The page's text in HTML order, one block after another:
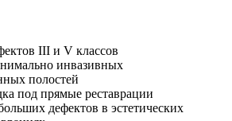
III и V классов
инвазивных
полостей
под прямые реставрации
дефектов в эстетических